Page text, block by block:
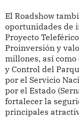
El Roadshow
oportunidades de
Proyecto
Proinversión y
millones, así
y Control del
por el Servicio
por el Estado
fortalecer la
principales